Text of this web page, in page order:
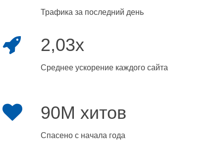
Трафика за последний день
2,03x
Среднее ускорение каждого сайта
90M хитов
Спасено с начала года